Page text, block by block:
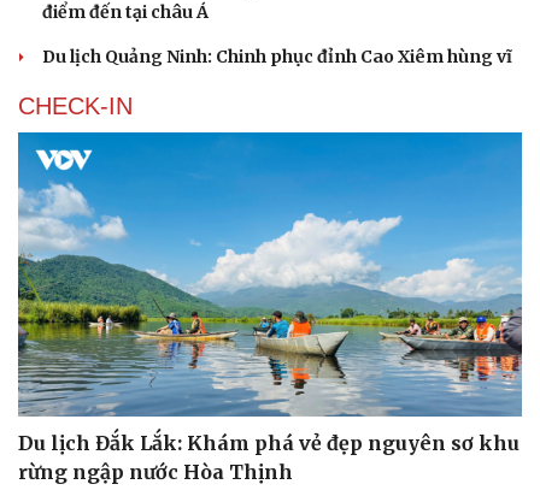
điểm đến tại châu Á
Du lịch Quảng Ninh: Chinh phục đỉnh Cao Xiêm hùng vĩ
CHECK-IN
Du lịch Đắk Lắk: Khám phá vẻ đẹp nguyên sơ khu
rừng ngập nước Hòa Thịnh